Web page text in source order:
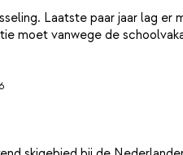
Laatste paar jaar lag er